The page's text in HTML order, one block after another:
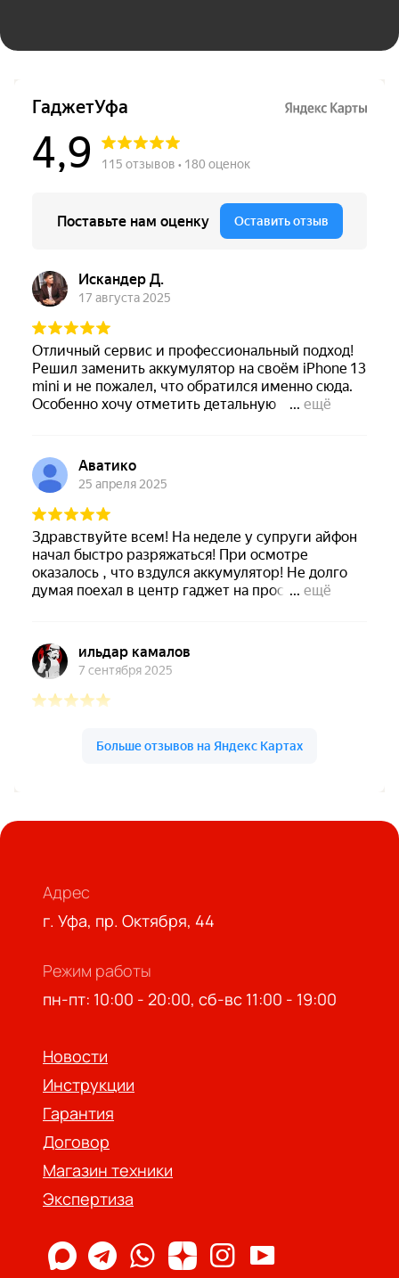
Адрес
г. Уфа, пр. Октября, 44
Режим работы
пн-пт: 10:00 - 20:00, сб-вс 11:00 - 19:00
Новости
Инструкции
Гарантия
Договор
Магазин техники
Экспертиза